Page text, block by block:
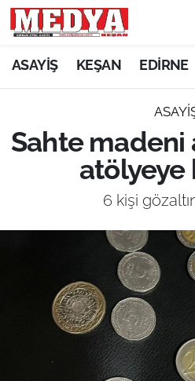
ASAYİŞ KEŞAN EDİRNE
Sahte madeni
atölyeye
6 kişi
KEŞAN
ASAYİŞ
SİYASET
SAĞLIK